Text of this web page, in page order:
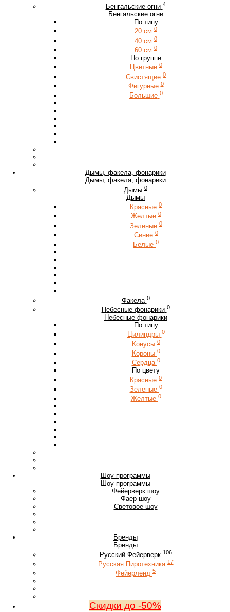
Бенгальские огни 4
Бенгальские огни
По типу
20 см 0
40 см 0
60 см 0
По группе
Цветные 0
Свистящие 0
Фигурные 0
Большие 0
Дымы, факела, фонарики
Дымы, факела, фонарики
Дымы 0
Дымы
Красные 0
Желтые 0
Зеленые 0
Синие 0
Белые 0
Факела 0
Небесные фонарики 0
Небесные фонарики
По типу
Цилиндры 0
Конусы 0
Короны 0
Сердца 0
По цвету
Красные 0
Зеленые 0
Желтые 0
Шоу программы
Шоу программы
Фейерверк шоу
Фаер шоу
Световое шоу
Бренды
Бренды
Русский Фейерверк 106
Русская Пиротехника 17
Фейерленд 5
Скидки до -50%